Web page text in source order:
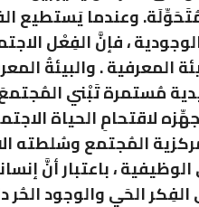
وعندما يَستطيع
، فإنَّ الفِعْل
المعرفية . والبيئةُ
مُستمرة تَبْني
لاقتحامِ الحياة
المُجتمع وسُلطته
، باعتبار أنَّ
الحَي والوجود الحُر